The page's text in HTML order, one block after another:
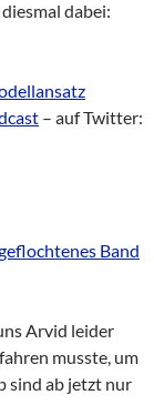
dabei:
– auf Twitter:
Band
Arvid leider
musste, um
sind ab jetzt nur